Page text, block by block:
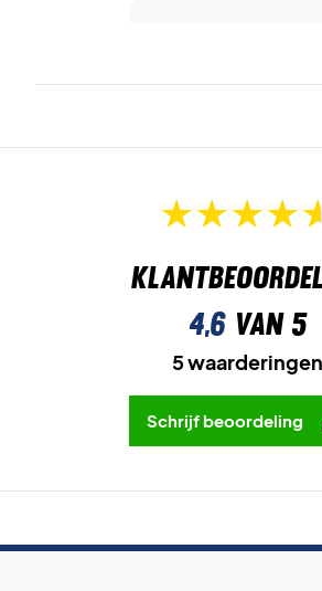
4,6van 5
5 waarderingen
Schrijf beoordeling